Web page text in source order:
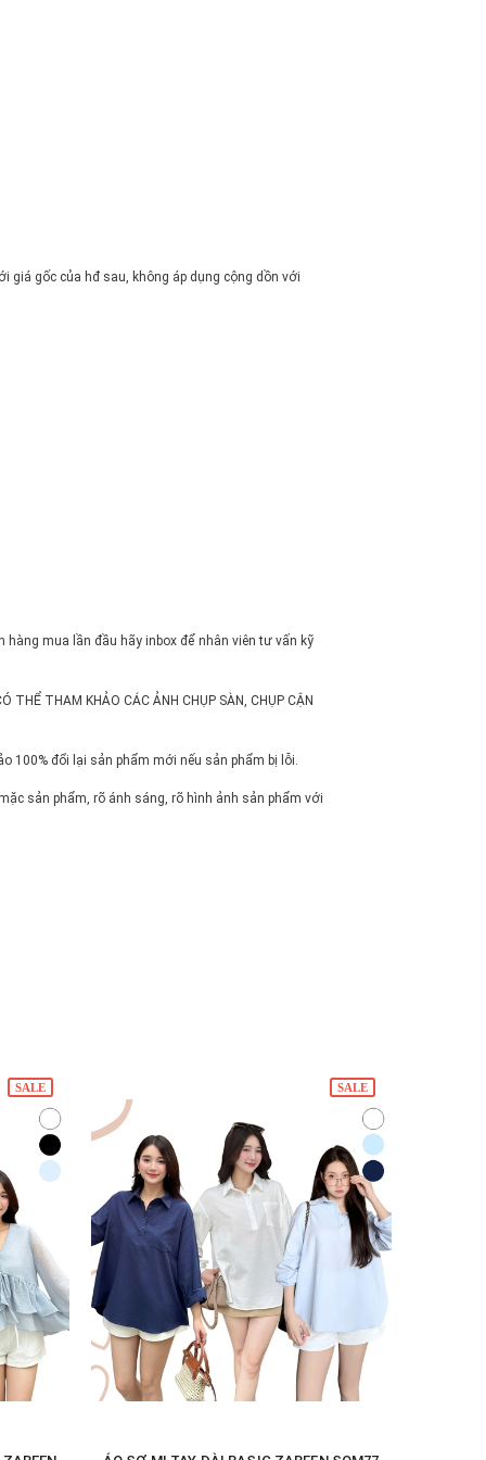
giá gốc của hđ sau, không áp dụng cộng dồn với
mua lần đầu hãy inbox để nhân viên tư vấn kỹ
THAM KHẢO CÁC ẢNH CHỤP SÀN, CHỤP CẬN
100% đổi lại sản phẩm mới nếu sản phẩm bị lỗi.
sản phẩm, rõ ánh sáng, rõ hình ảnh sản phẩm với
SALE SALE